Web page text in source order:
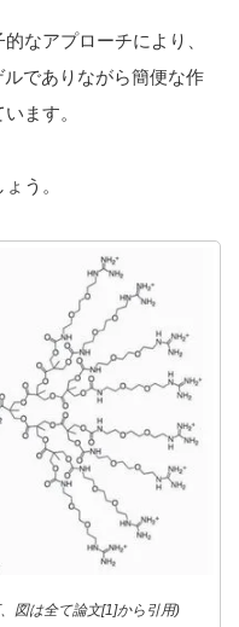
なアプローチにより、
でありながら簡便な作
ます。
う。
図は全て論文[1]から引用)